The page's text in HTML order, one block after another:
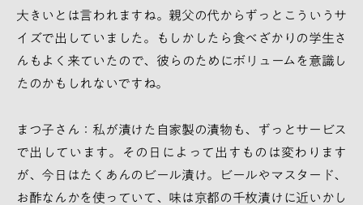
大きいとは言われますね。親父の代からずっとこういうサ
イズで出していました。もしかしたら食べざかりの学生さ
んもよく来ていたので、彼らのためにボリュームを意識し
たのかもしれないですね。
まつ子さん：私が漬けた自家製の漬物も、ずっとサービス
で出しています。その日によって出すものは変わります
が、今日はたくあんのビール漬け。ビールやマスタード、
お酢なんかを使っていて、味は京都の千枚漬けに近いかし